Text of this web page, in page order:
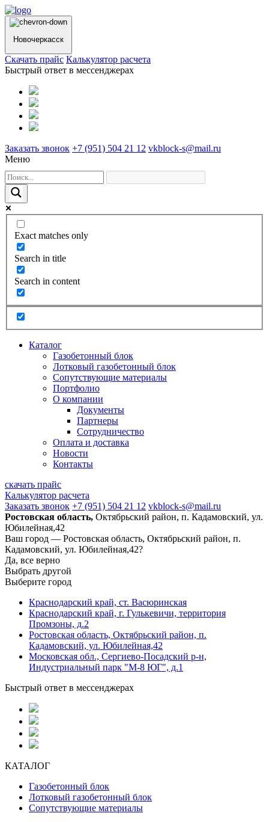
Новочеркасск
Cкачать прайс Калькулятор расчета
Быстрый ответ в мессенджерах
Заказать звонок +7 (951) 504 21 12 vkblock-s@mail.ru
Меню
Exact matches only
Search in title
Search in content
Каталог
Газобетонный блок
Лотковый газобетонный блок
Сопутствующие материалы
Портфолио
О компании
Документы
Партнеры
Сотрудничество
Оплата и доставка
Новости
Контакты
скачать прайс
Калькулятор расчета
Заказать звонок +7 (951) 504 21 12 vkblock-s@mail.ru
Ростовская область, Октябрьский район, п. Кадамовский, ул.
Юбилейная,42
Ваш город — Ростовская область, Октябрьский район, п.
Кадамовский, ул. Юбилейная,42?
Да, все верно
Выбрать другой
Выберите город
Краснодарский край, ст. Васюринская
Краснодарский край, г. Гулькевичи, территория
Промзоны, д.2
Ростовская область, Октябрьский район, п.
Кадамовский, ул. Юбилейная,42
Московская обл., Сергиево-Посадский р-н,
Индустриальный парк "М-8 ЮГ", д.1
Быстрый ответ в мессенджерах
КАТАЛОГ
Газобетонный блок
Лотковый газобетонный блок
Сопутствующие материалы